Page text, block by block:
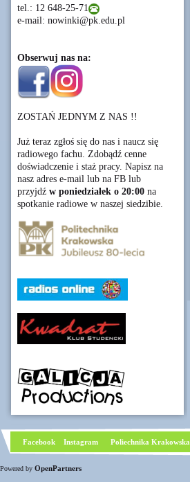
tel.: 12 648-25-71
e-mail: nowinki@pk.edu.pl
Obserwuj nas na:
ZOSTAŃ JEDNYM Z NAS !!
Już teraz zgłoś się do nas i naucz się
radiowego fachu. Zdobądź cenne
doświadczenie i staż pracy. Napisz na
nasz adres e-mail lub na FB lub
przyjdź w poniedziałek o 20:00 na
spotkanie radiowe w naszej siedzibie.
Facebook Instagram Poliechnika Krakowska
Powered by OpenPartners